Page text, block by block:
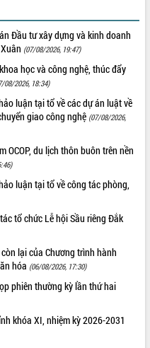
Đầu tư xây dựng và kinh doanh
(07/08/2026, 19:47)
học và công nghệ, thúc đẩy
08/2026, 18:34)
luận tại tổ về các dự án luật về
giao công nghệ (07/08/2026,
OCOP, du lịch thôn buôn trên nền
luận tại tổ về công tác phòng,
tổ chức Lễ hội Sầu riêng Đắk
lại của Chương trình hành
hóa (06/08/2026, 17:30)
phiên thường kỳ lần thứ hai
khóa XI, nhiệm kỳ 2026-2031